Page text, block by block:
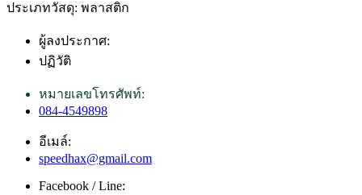
ประเภทวัสดุ: พลาสติก
ผู้ลงประกาศ:
ปฏิวัติ
หมายเลขโทรศัพท์:
084-4549898
อีเมล์:
speedhax@gmail.com
Facebook / Line: